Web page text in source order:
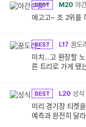
BEST M20 야
에고고~ 조 2위를
BEST L17 꿈도
미치...고 환장할
른 트리로 가게 됐
BEST L20 성식
미리 경기장 티켓
예측과 완전히 달